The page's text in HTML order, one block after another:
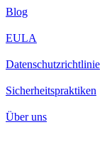
Blog
EULA
Datenschutzrichtlinie
Sicherheitspraktiken
Über uns